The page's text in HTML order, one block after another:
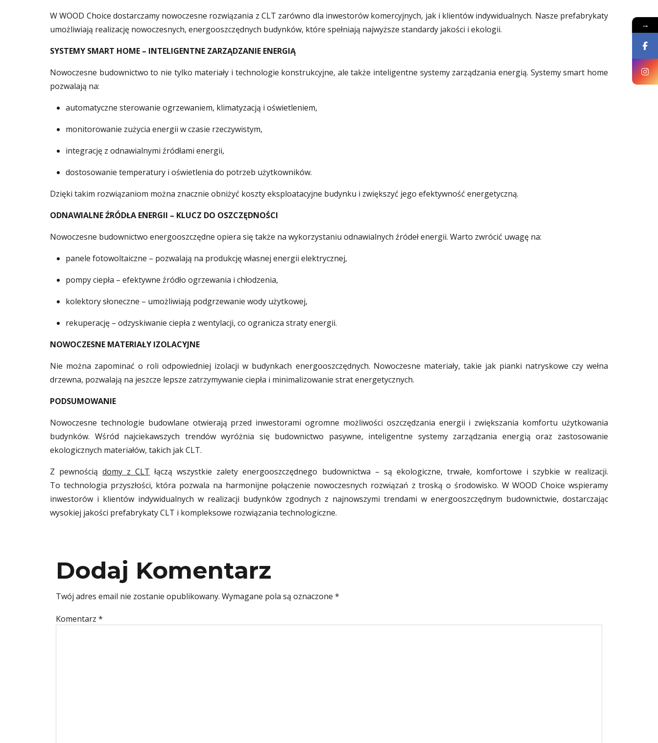
W WOOD Choice dostarczamy nowoczesne rozwiązania z CLT zarówno dla inwestorów komercyjnych, jak i klientów indywidualnych. Nasze prefabrykaty
umożliwiają realizację nowoczesnych, energooszczędnych budynków, które spełniają najwyższe standardy jakości i ekologii.
SYSTEMY SMART HOME – INTELIGENTNE ZARZĄDZANIE ENERGIĄ
Nowoczesne budownictwo to nie tylko materiały i technologie konstrukcyjne, ale także inteligentne systemy zarządzania energią. Systemy smart home
pozwalają na:
automatyczne sterowanie ogrzewaniem, klimatyzacją i oświetleniem,
monitorowanie zużycia energii w czasie rzeczywistym,
integrację z odnawialnymi źródłami energii,
dostosowanie temperatury i oświetlenia do potrzeb użytkowników.
Dzięki takim rozwiązaniom można znacznie obniżyć koszty eksploatacyjne budynku i zwiększyć jego efektywność energetyczną.
ODNAWIALNE ŹRÓDŁA ENERGII – KLUCZ DO OSZCZĘDNOŚCI
Nowoczesne budownictwo energooszczędne opiera się także na wykorzystaniu odnawialnych źródeł energii. Warto zwrócić uwagę na:
panele fotowoltaiczne – pozwalają na produkcję własnej energii elektrycznej,
pompy ciepła – efektywne źródło ogrzewania i chłodzenia,
kolektory słoneczne – umożliwiają podgrzewanie wody użytkowej,
rekuperację – odzyskiwanie ciepła z wentylacji, co ogranicza straty energii.
NOWOCZESNE MATERIAŁY IZOLACYJNE
Nie można zapominać o roli odpowiedniej izolacji w budynkach energooszczędnych. Nowoczesne materiały, takie jak pianki natryskowe czy wełna
drzewna, pozwalają na jeszcze lepsze zatrzymywanie ciepła i minimalizowanie strat energetycznych.
PODSUMOWANIE
Nowoczesne technologie budowlane otwierają przed inwestorami ogromne możliwości oszczędzania energii i zwiększania komfortu użytkowania
budynków. Wśród najciekawszych trendów wyróżnia się budownictwo pasywne, inteligentne systemy zarządzania energią oraz zastosowanie
ekologicznych materiałów, takich jak CLT.
Z pewnościądomy z CLT łączą wszystkie zalety energooszczędnego budownictwa – są ekologiczne, trwałe, komfortowe i szybkie w realizacji.
To technologia przyszłości, która pozwala na harmonijne połączenie nowoczesnych rozwiązań z troską o środowisko. W WOOD Choice wspieramy
inwestorów i klientów indywidualnych w realizacji budynków zgodnych z najnowszymi trendami w energooszczędnym budownictwie, dostarczając
wysokiej jakości prefabrykaty CLT i kompleksowe rozwiązania technologiczne.
Dodaj Komentarz
Twój adres email nie zostanie opublikowany. Wymagane pola są oznaczone *
Komentarz *
→